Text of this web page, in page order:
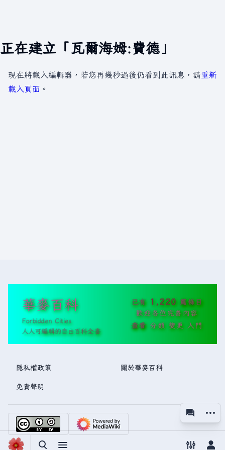
正在建立「瓦爾海姆:費德」
視圖
更多
現在將載入編輯器，若您再幾秒過後仍看到此訊息，請重新
載入頁面 。
華麥百科
Forbidden Cities
人人可編輯的自由百科全書
已有 1,220 篇條目
歡迎各位完善內容
查看 分類 變更 入門
隱私權政策 關於華麥百科
免責聲明